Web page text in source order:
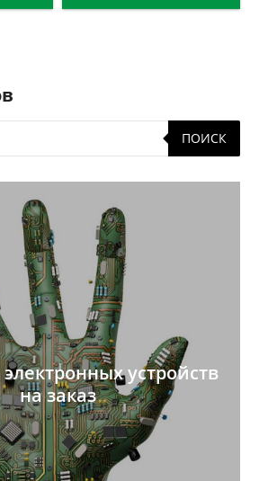
ПОИСК
электронных устройств
на заказ